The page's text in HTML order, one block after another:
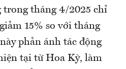
trong tháng 4/2025 chỉ
15% so với tháng
phản ánh tác động
tại từ Hoa Kỳ, làm